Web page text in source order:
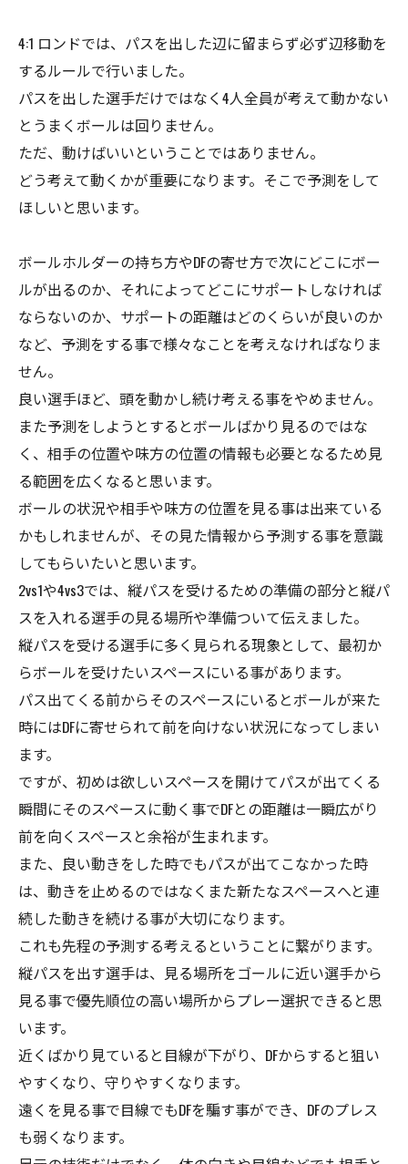
4:1 ロンドでは、パスを出した辺に留まらず必ず辺移動を
するルールで行いました。
パスを出した選手だけではなく4人全員が考えて動かない
とうまくボールは回りません。
ただ、動けばいいということではありません。
どう考えて動くかが重要になります。そこで予測をして
ほしいと思います。
ボールホルダーの持ち方やDFの寄せ方で次にどこにボー
ルが出るのか、それによってどこにサポートしなければ
ならないのか、サポートの距離はどのくらいが良いのか
など、予測をする事で様々なことを考えなければなりま
せん。
良い選手ほど、頭を動かし続け考える事をやめません。
また予測をしようとするとボールばかり見るのではな
く、相手の位置や味方の位置の情報も必要となるため見
る範囲を広くなると思います。
ボールの状況や相手や味方の位置を見る事は出来ている
かもしれませんが、その見た情報から予測する事を意識
してもらいたいと思います。
2vs1や4vs3では、縦パスを受けるための準備の部分と縦パ
スを入れる選手の見る場所や準備ついて伝えました。
縦パスを受ける選手に多く見られる現象として、最初か
らボールを受けたいスペースにいる事があります。
パス出てくる前からそのスペースにいるとボールが来た
時にはDFに寄せられて前を向けない状況になってしまい
ます。
ですが、初めは欲しいスペースを開けてパスが出てくる
瞬間にそのスペースに動く事でDFとの距離は一瞬広がり
前を向くスペースと余裕が生まれます。
また、良い動きをした時でもパスが出てこなかった時
は、動きを止めるのではなくまた新たなスペースへと連
続した動きを続ける事が大切になります。
これも先程の予測する考えるということに繋がります。
縦パスを出す選手は、見る場所をゴールに近い選手から
見る事で優先順位の高い場所からプレー選択できると思
います。
近くばかり見ていると目線が下がり、DFからすると狙い
やすくなり、守りやすくなります。
遠くを見る事で目線でもDFを騙す事ができ、DFのプレス
も弱くなります。